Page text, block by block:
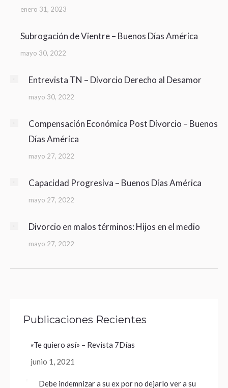
enero 31, 2023
Subrogación de Vientre – Buenos Días América
mayo 30, 2022
Entrevista TN – Divorcio Derecho al Desamor
mayo 30, 2022
Compensación Económica Post Divorcio – Buenos
Días América
mayo 27, 2022
Capacidad Progresiva – Buenos Días América
mayo 27, 2022
Divorcio en malos términos: Hijos en el medio
mayo 27, 2022
Publicaciones Recientes
«Te quiero así» – Revista 7Días
junio 1, 2021
Debe indemnizar a su ex por no dejarlo ver a su